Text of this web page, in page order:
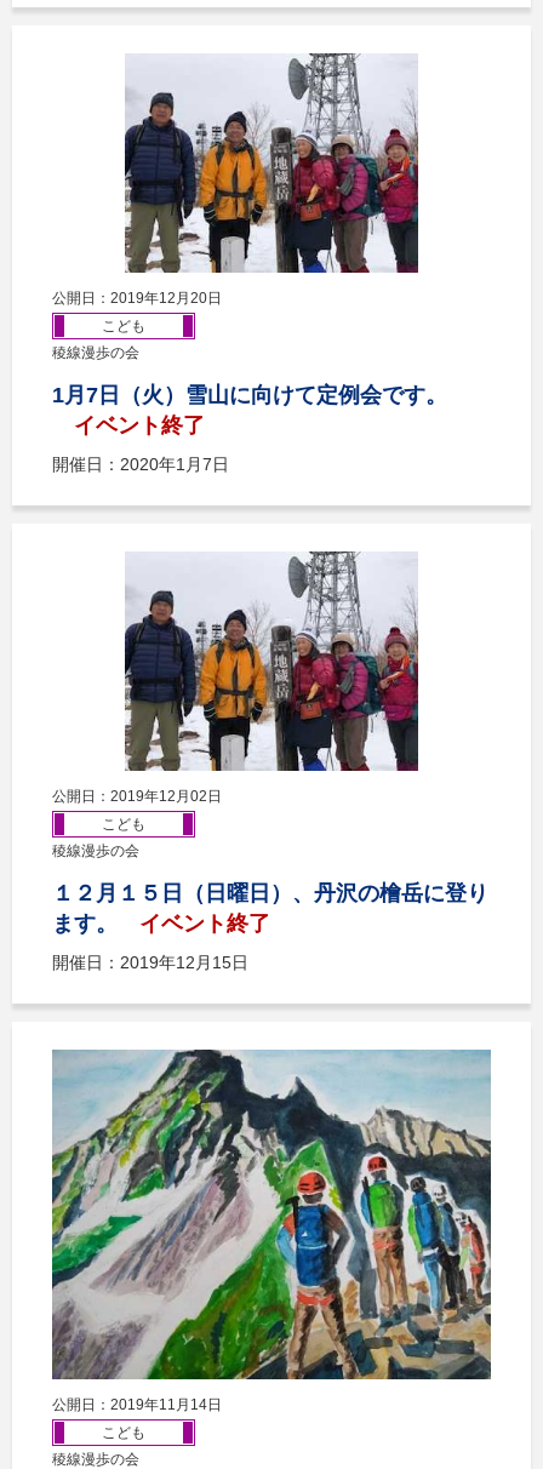
公開日：2019年12月20日
こども
稜線漫歩の会
1月7日（火）雪山に向けて定例会です。
イベント終了
開催日：2020年1月7日
公開日：2019年12月02日
こども
稜線漫歩の会
１２月１５日（日曜日）、丹沢の檜岳に登り
ます。
イベント終了
開催日：2019年12月15日
公開日：2019年11月14日
こども
稜線漫歩の会